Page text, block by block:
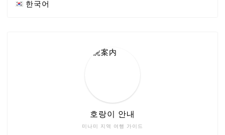
한국어
미나미 지역 여행 가이드
호랑이 안내